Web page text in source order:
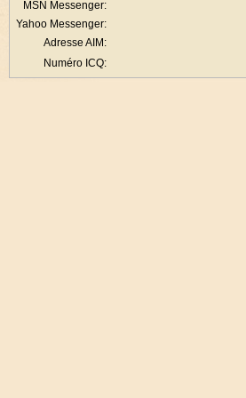
MSN Messenger:
Yahoo Messenger:
Adresse AIM:
Numéro ICQ: